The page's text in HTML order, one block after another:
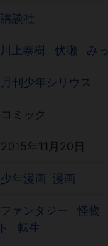
講談社
川上泰樹 伏瀬 み
月刊少年シリウス
コミック
2015年11月20日
少年漫画 漫画
ファンタジー 怪物
ト
転生